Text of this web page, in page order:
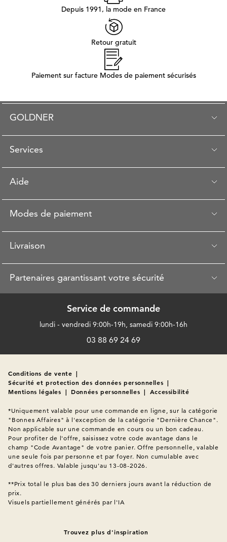
Depuis 1991, la mode en France
Retour gratuit
Paiement sur facture Modes de paiement sécurisés
GOLDNER
Services
Aide
Modes de paiement
Livraison
Partenaires garantissant votre sécurité
Service de commande
lundi - vendredi 9:00h-19h, samedi 9:00h-16h
03 88 69 24 69
Conditions de vente |
Sécurité et protection des données personnelles |
Mentions légales | Données personnelles | Accessibilité
*Uniquement valable pour une commande en ligne, sur la catégorie
"Bonnes Affaires" à l'exception de la catégorie "Dernière Chance".
Non applicable sur une commande en cours ou un bon cadeau.
Pour profiter de l'offre, saisissez votre code avantage dans le
champ "Code Avantage" de votre panier. Offre personnelle, valable
une seule fois par personne et par foyer. Non cumulable avec
d'autres offres. Valable jusqu'au 13-08-2026.
**Prix total le plus bas des 30 derniers jours avant la réduction de
Visuels partiellement générés par l'IA
Trouvez plus d'inspiration